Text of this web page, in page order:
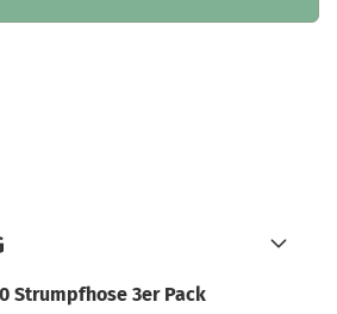
Strumpfhose 3er Pack